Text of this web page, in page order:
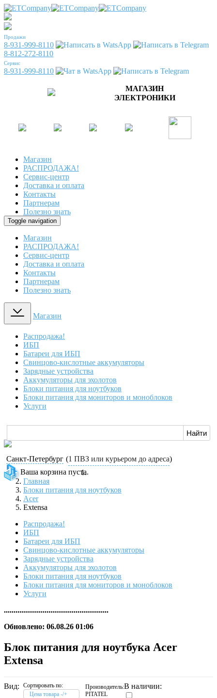
Продажи
8-931-999-8110
8-812-272-8110
Сервис
8-931-999-8110
МАГАЗИН
ЭЛЕКТРОНИКИ
Магазин
РАСПРОДАЖА!
Сервис-центр
Доставка и оплата
Контакты
Партнерам
Полезно знать
Toggle navigation
Магазин
РАСПРОДАЖА!
Сервис-центр
Доставка и оплата
Контакты
Партнерам
Полезно знать
Магазин
Распродажа!
ИБП
Батареи для ИБП
Свинцово-кислотные аккумуляторы
Зарядные устройства
Аккумуляторы для эхолотов
Блоки питания для ноутбуков
Блоки питания для мониторов и моноблоков
Услуги
Санкт-Петербург (1 ПВЗ или курьером до адреса)
Ваша корзина пуста.
Главная
Блоки питания для ноутбуков
Acer
Extensa
Распродажа!
ИБП
Батареи для ИБП
Свинцово-кислотные аккумуляторы
Зарядные устройства
Аккумуляторы для эхолотов
Блоки питания для ноутбуков
Блоки питания для мониторов и моноблоков
Услуги
......................................................
Обновлено: 06.08.26 01:06
Блок питания для ноутбука Acer
Extensa
Вид:
Сортировать по:
Цена товара -/+
Производитель:
PITATEL
В наличии: